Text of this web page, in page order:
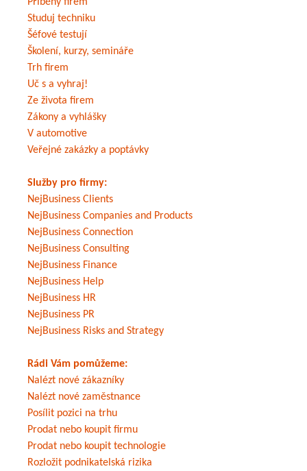
Příběhy firem
Studuj techniku
Šéfové testují
Školení, kurzy, semináře
Trh firem
Uč s a vyhraj!
Ze života firem
Zákony a vyhlášky
V automotive
Veřejné zakázky a poptávky
Služby pro firmy:
NejBusiness Clients
NejBusiness Companies and Products
NejBusiness Connection
NejBusiness Consulting
NejBusiness Finance
NejBusiness Help
NejBusiness HR
NejBusiness PR
NejBusiness Risks and Strategy
Rádi Vám pomůžeme:
Nalézt nové zákazníky
Nalézt nové zaměstnance
Posílit pozici na trhu
Prodat nebo koupit firmu
Prodat nebo koupit technologie
Rozložit podnikatelská rizika